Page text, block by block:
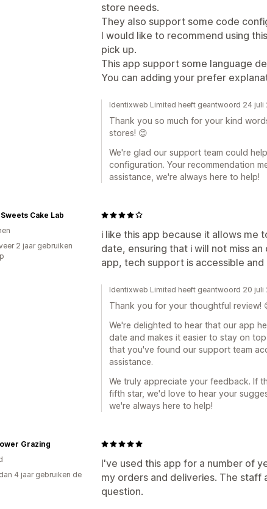
store needs.
They also support some code
I would like to recommend using
pick up.
This app support some language
You can adding your prefer
Identixweb Limited heeft geantwoord 24 juli
Thank you so much for your kind
stores! 😊
We're glad our support team could
configuration. Your recommendation
assistance, we're always here to help!
i like this app because it allows me
date, ensuring that i will not miss
app, tech support is accessible and
Cake Lab
2 jaar gebruiken
Identixweb Limited heeft geantwoord 20 juli
Thank you for your thoughtful review!
We're delighted to hear that our app
date and makes it easier to stay on
that you've found our support team
assistance.
We truly appreciate your feedback. If
fifth star, we'd love to hear your
we're always here to help!
I've used this app for a number of
my orders and deliveries. The staff
question.
Grazing
4 jaar gebruiken de